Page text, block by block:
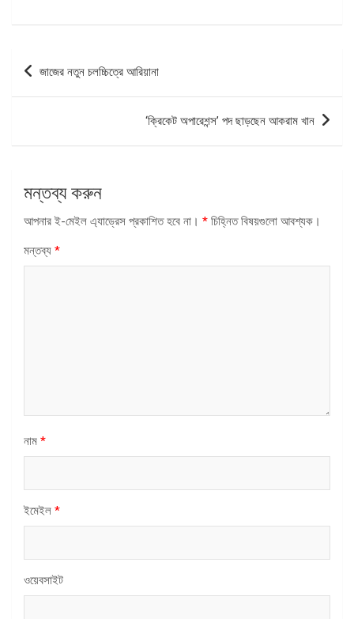
পোস্ট
ন্যাভিগেশন
জাজের নতুন চলচ্চিত্রে আরিয়ানা
‘ক্রিকেট অপারেশন্স’ পদ ছাড়ছেন আকরাম খান
মন্তব্য করুন
আপনার ই-মেইল এ্যাড্রেস প্রকাশিত হবে না। * চিহ্নিত বিষয়গুলো আবশ্যক।
মন্তব্য *
নাম *
ইমেইল *
ওয়েবসাইট